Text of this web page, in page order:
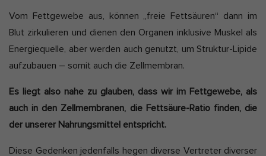
Vom Fettgewebe aus, können „freie Fettsäuren“ dann im
Blut zirkulieren und dienen den Organen inklusive Muskel als
Energiequelle, aber werden auch genutzt, um Struktur-Lipide
aufzubauen – somit auch die Zellmembran.
Es liegt also nahe zu glauben, dass wir im Fettgewebe, als
auch in den Zellmembranen, die Fettsäure-Ratio finden, die
der unserer Nahrungsmittel entspricht.
Diese Gedenken jedenfalls hegen diverse Vertreter diverser